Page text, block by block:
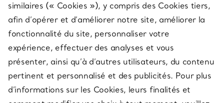
À PROPOS
QUESTIONS LÉGALES
similaires (« Cookies »), y compris des Cookies tiers,
afin d’opérer et d’améliorer notre site, améliorer la
fonctionnalité du site, personnaliser votre
expérience, effectuer des analyses et vous
présenter, ainsi qu’à d’autres utilisateurs, du contenu
pertinent et personnalisé et des publicités. Pour plus
d’informations sur les Cookies, leurs finalités et